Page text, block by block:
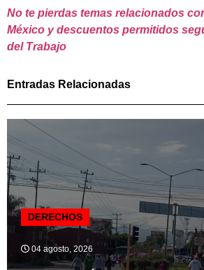
No te pierdas temas relacionados
México y descuentos permitidos
del Trabajo
Entradas Relacionadas
DERECHOS
04 agosto, 2026